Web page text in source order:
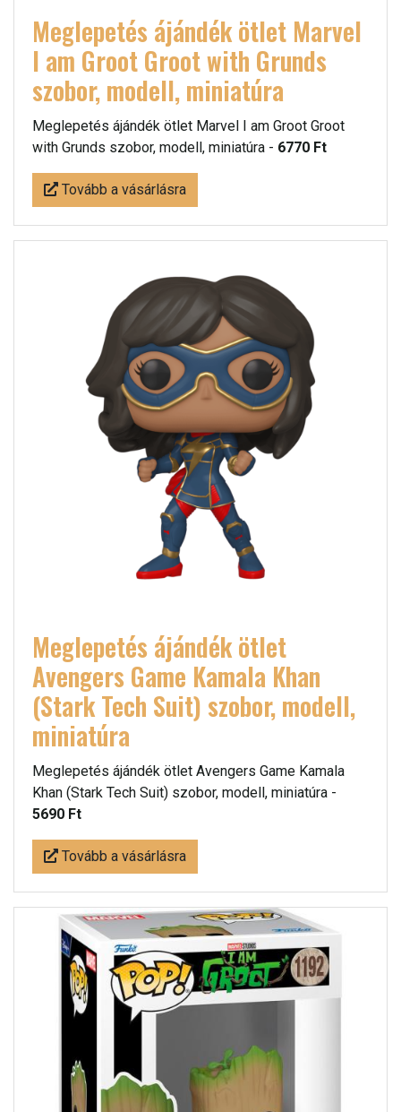
Meglepetés ájándék ötlet Marvel
I am Groot Groot with Grunds
szobor, modell, miniatúra
Meglepetés ájándék ötlet Marvel I am Groot Groot
with Grunds szobor, modell, miniatúra - 6770 Ft
Tovább a vásárlásra
Meglepetés ájándék ötlet
Avengers Game Kamala Khan
(Stark Tech Suit) szobor, modell,
miniatúra
Meglepetés ájándék ötlet Avengers Game Kamala
Khan (Stark Tech Suit) szobor, modell, miniatúra -
5690 Ft
Tovább a vásárlásra